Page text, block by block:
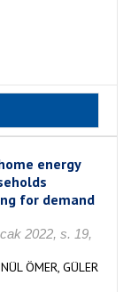
energy
for demand
2022, s. 19,
ÖMER, GÜLER